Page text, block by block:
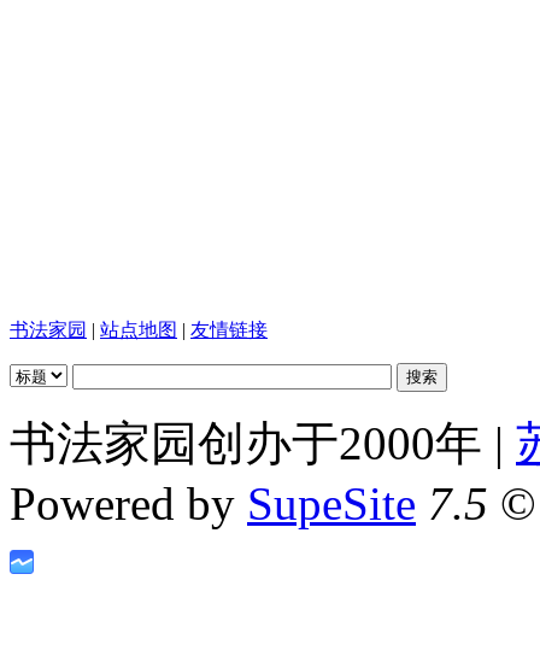
书法家园 | 站点地图 | 友情链接
书法家园创办于2000年 |
Powered by SupeSite 7.5 ©